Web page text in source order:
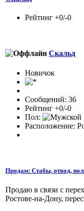
Рейтинг +0/-0
Скальд
Новичок
Сообщений: 36
Рейтинг +0/-0
Пол:
Расположение:
Продам: Стабы, отвод,
Продаю в связи с
Ростове-на-Дону,